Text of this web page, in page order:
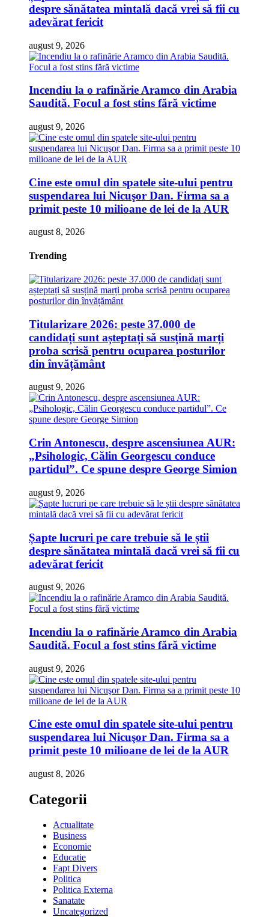
despre sănătatea mintală dacă vrei să fii cu
adevărat fericit
august 9, 2026
Incendiu la o rafinărie Aramco din Arabia
Saudită. Focul a fost stins fără victime
august 9, 2026
Cine este omul din spatele site-ului pentru
suspendarea lui Nicuşor Dan. Firma sa a
primit peste 10 milioane de lei de la AUR
august 8, 2026
Trending
Titularizare 2026: peste 37.000 de
candidați sunt așteptați să susțină marți
proba scrisă pentru ocuparea posturilor
din învățământ
august 9, 2026
Crin Antonescu, despre ascensiunea AUR:
„Psihologic, Călin Georgescu conduce
partidul”. Ce spune despre George Simion
august 9, 2026
Șapte lucruri pe care trebuie să le știi
despre sănătatea mintală dacă vrei să fii cu
adevărat fericit
august 9, 2026
Incendiu la o rafinărie Aramco din Arabia
Saudită. Focul a fost stins fără victime
august 9, 2026
Cine este omul din spatele site-ului pentru
suspendarea lui Nicuşor Dan. Firma sa a
primit peste 10 milioane de lei de la AUR
august 8, 2026
Categorii
Actualitate
Business
Economie
Educatie
Fapt Divers
Politica
Politica Externa
Sanatate
Uncategorized